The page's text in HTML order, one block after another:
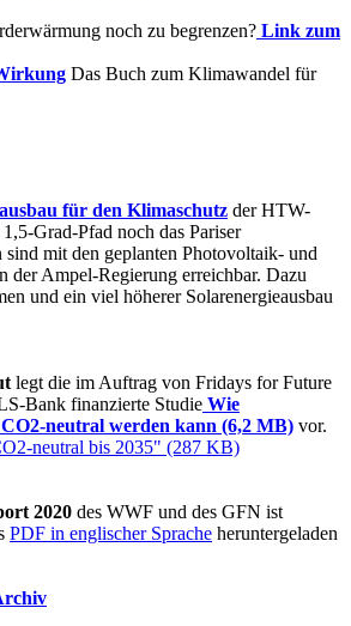
noch zu begrenzen? Link zum
Das Buch zum Klimawandel für
für den Klimaschutz der HTW-
Grad-Pfad noch das Pariser
mit den geplanten Photovoltaik- und
der Ampel-Regierung erreichbar. Dazu
und ein viel höherer Solarenergieausbau
legt die im Auftrag von Fridays for Future
Bank finanzierte Studie Wie
neutral werden kann (6,2 MB) vor.
neutral bis 2035" (287 KB)
2020 des WWF und des GFN ist
PDF in englischer Sprache heruntergeladen